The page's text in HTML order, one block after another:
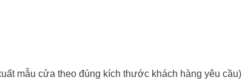
mẫu cửa theo đúng kích thước khách hàng yêu cầu)